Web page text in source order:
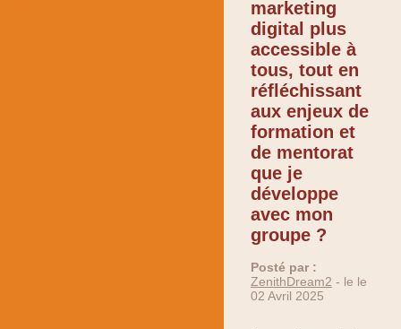
marketing
digital plus
accessible à
tous, tout en
réfléchissant
aux enjeux de
formation et
de mentorat
que je
développe
avec mon
groupe ?
Posté par :
ZenithDream2 - le le
02 Avril 2025